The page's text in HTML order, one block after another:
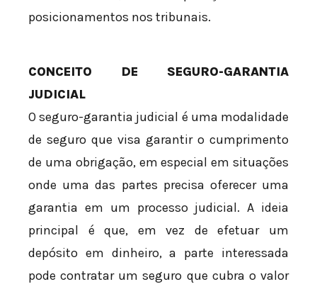
posicionamentos nos tribunais.
CONCEITO DE SEGURO-GARANTIA
JUDICIAL
O seguro-garantia judicial é uma modalidade
de seguro que visa garantir o cumprimento
de uma obrigação, em especial em situações
onde uma das partes precisa oferecer uma
garantia em um processo judicial. A ideia
principal é que, em vez de efetuar um
depósito em dinheiro, a parte interessada
pode contratar um seguro que cubra o valor